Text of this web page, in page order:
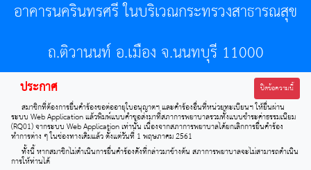
อาคารนครินทรศรี ในบริเวณกระทรวงสาธารณสุข
ถ.ติวานนท์ อ.เมือง จ.นนทบุรี 11000
โทรศัพท์ 02-596-7500 โทรสาร 0-2589-7121 E-mail :
center@tnmc.or.th
All right reserved by www.tnmc.or.th
ประกาศ ปิดข้อความนี้
สมาชิกที่ต้องการยื่นคำร้องขอต่ออายุใบอนุญาตฯ และคำร้องอื่นที่หน่วยทะเบียนฯ ให้ยื่นผ่าน
ระบบ Web Application แล้วพิมพ์แบบคำขอส่งมาที่สภาการพยาบาลรวมทั้งแบบชำระค่าธรรมเนียม
(RQ01) จากระบบ Web Application เท่านั้น เนื่องจากสภาการพยาบาลได้ยกเลิกการยื่นคำร้อง
ทำการต่าง ๆ ในช่องทางเดิมแล้ว ตั้งแต่วันที่ 1 พฤษภาคม 2561
ทั้งนี้ หากสมาชิกไม่ดำเนินการยื่นคำร้องดังที่กล่าวมาข้างต้น สภาการพยาบาลจะไม่สามารถดำเนิน
การให้ท่านได้